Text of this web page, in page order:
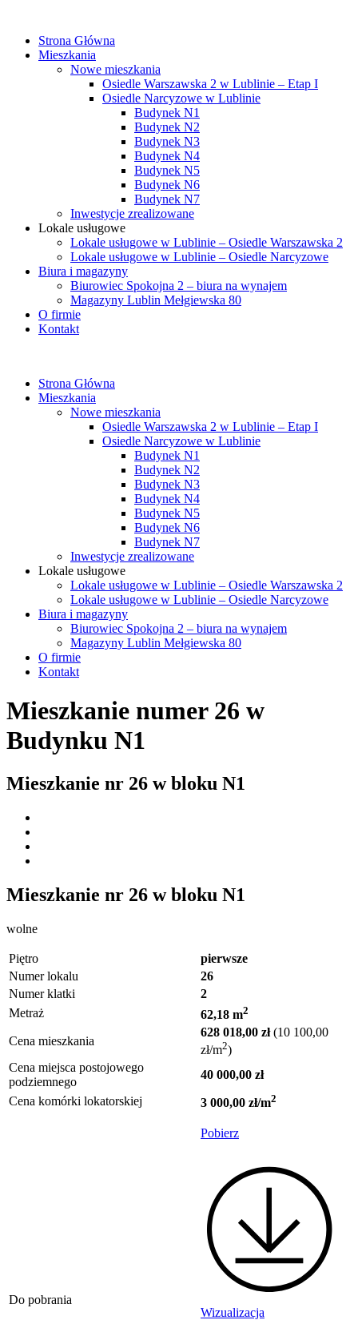
Strona Główna
Mieszkania
Nowe mieszkania
Osiedle Warszawska 2 w Lublinie – Etap I
Osiedle Narcyzowe w Lublinie
Budynek N1
Budynek N2
Budynek N3
Budynek N4
Budynek N5
Budynek N6
Budynek N7
Inwestycje zrealizowane
Lokale usługowe
Lokale usługowe w Lublinie – Osiedle Warszawska 2
Lokale usługowe w Lublinie – Osiedle Narcyzowe
Biura i magazyny
Biurowiec Spokojna 2 – biura na wynajem
Magazyny Lublin Mełgiewska 80
O firmie
Kontakt
Strona Główna
Mieszkania
Nowe mieszkania
Osiedle Warszawska 2 w Lublinie – Etap I
Osiedle Narcyzowe w Lublinie
Budynek N1
Budynek N2
Budynek N3
Budynek N4
Budynek N5
Budynek N6
Budynek N7
Inwestycje zrealizowane
Lokale usługowe
Lokale usługowe w Lublinie – Osiedle Warszawska 2
Lokale usługowe w Lublinie – Osiedle Narcyzowe
Biura i magazyny
Biurowiec Spokojna 2 – biura na wynajem
Magazyny Lublin Mełgiewska 80
O firmie
Kontakt
Mieszkanie numer 26 w
Budynku N1
Mieszkanie nr 26 w bloku N1
Mieszkanie nr 26 w bloku N1
wolne
Piętro
pierwsze
Numer lokalu
26
Numer klatki
2
Metraż
62,18 m2
Cena mieszkania
628 018,00 zł (10 100,00
zł/m2)
Cena miejsca postojowego
podziemnego
40 000,00 zł
Cena komórki lokatorskiej
3 000,00 zł/m2
Do pobrania
Pobierz
Wizualizacja